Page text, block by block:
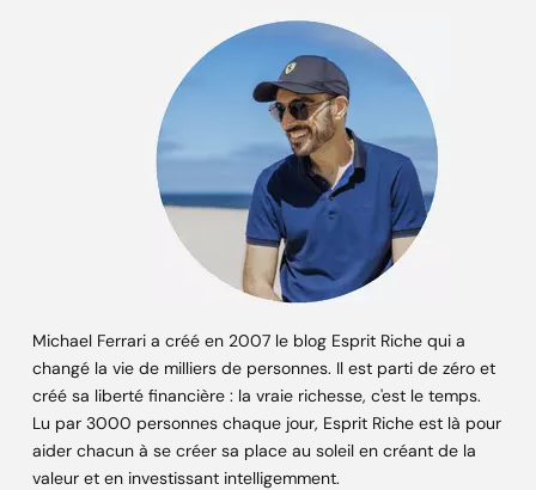
Michael Ferrari a créé en 2007 le blog Esprit Riche qui a
changé la vie de milliers de personnes. Il est parti de zéro et
créé sa liberté financière : la vraie richesse, c'est le temps.
Lu par 3000 personnes chaque jour, Esprit Riche est là pour
aider chacun à se créer sa place au soleil en créant de la
valeur et en investissant intelligemment.